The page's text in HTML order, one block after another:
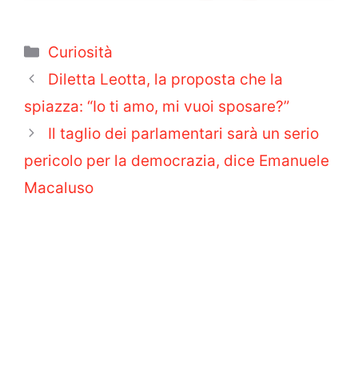
Categorie
Curiosità
Diletta Leotta, la proposta che la
spiazza: “Io ti amo, mi vuoi sposare?”
Il taglio dei parlamentari sarà un serio
pericolo per la democrazia, dice Emanuele
Macaluso